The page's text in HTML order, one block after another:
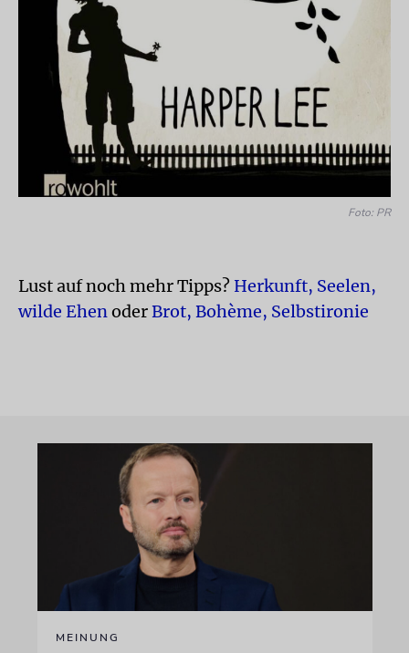
Foto: PR
Lust auf noch mehr Tipps? Herkunft, Seelen,
wilde EhenoderBrot, Bohème, Selbstironie
MEINUNG